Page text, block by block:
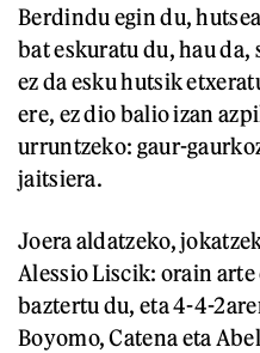
Berdindu egin du,
bat eskuratu du, hau
ez da esku hutsik
ere, ez dio balio izan
urruntzeko: gaur-
jaitsiera.
Joera aldatzeko,
Alessio Liscik: orain
baztertu du, eta 4-4-
Boyomo, Catena eta